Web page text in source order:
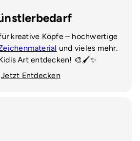
kreative Köpfe – hochwertige
und vieles mehr.
Art entdecken! 🎨🖌️✨
Jetzt Entdecken